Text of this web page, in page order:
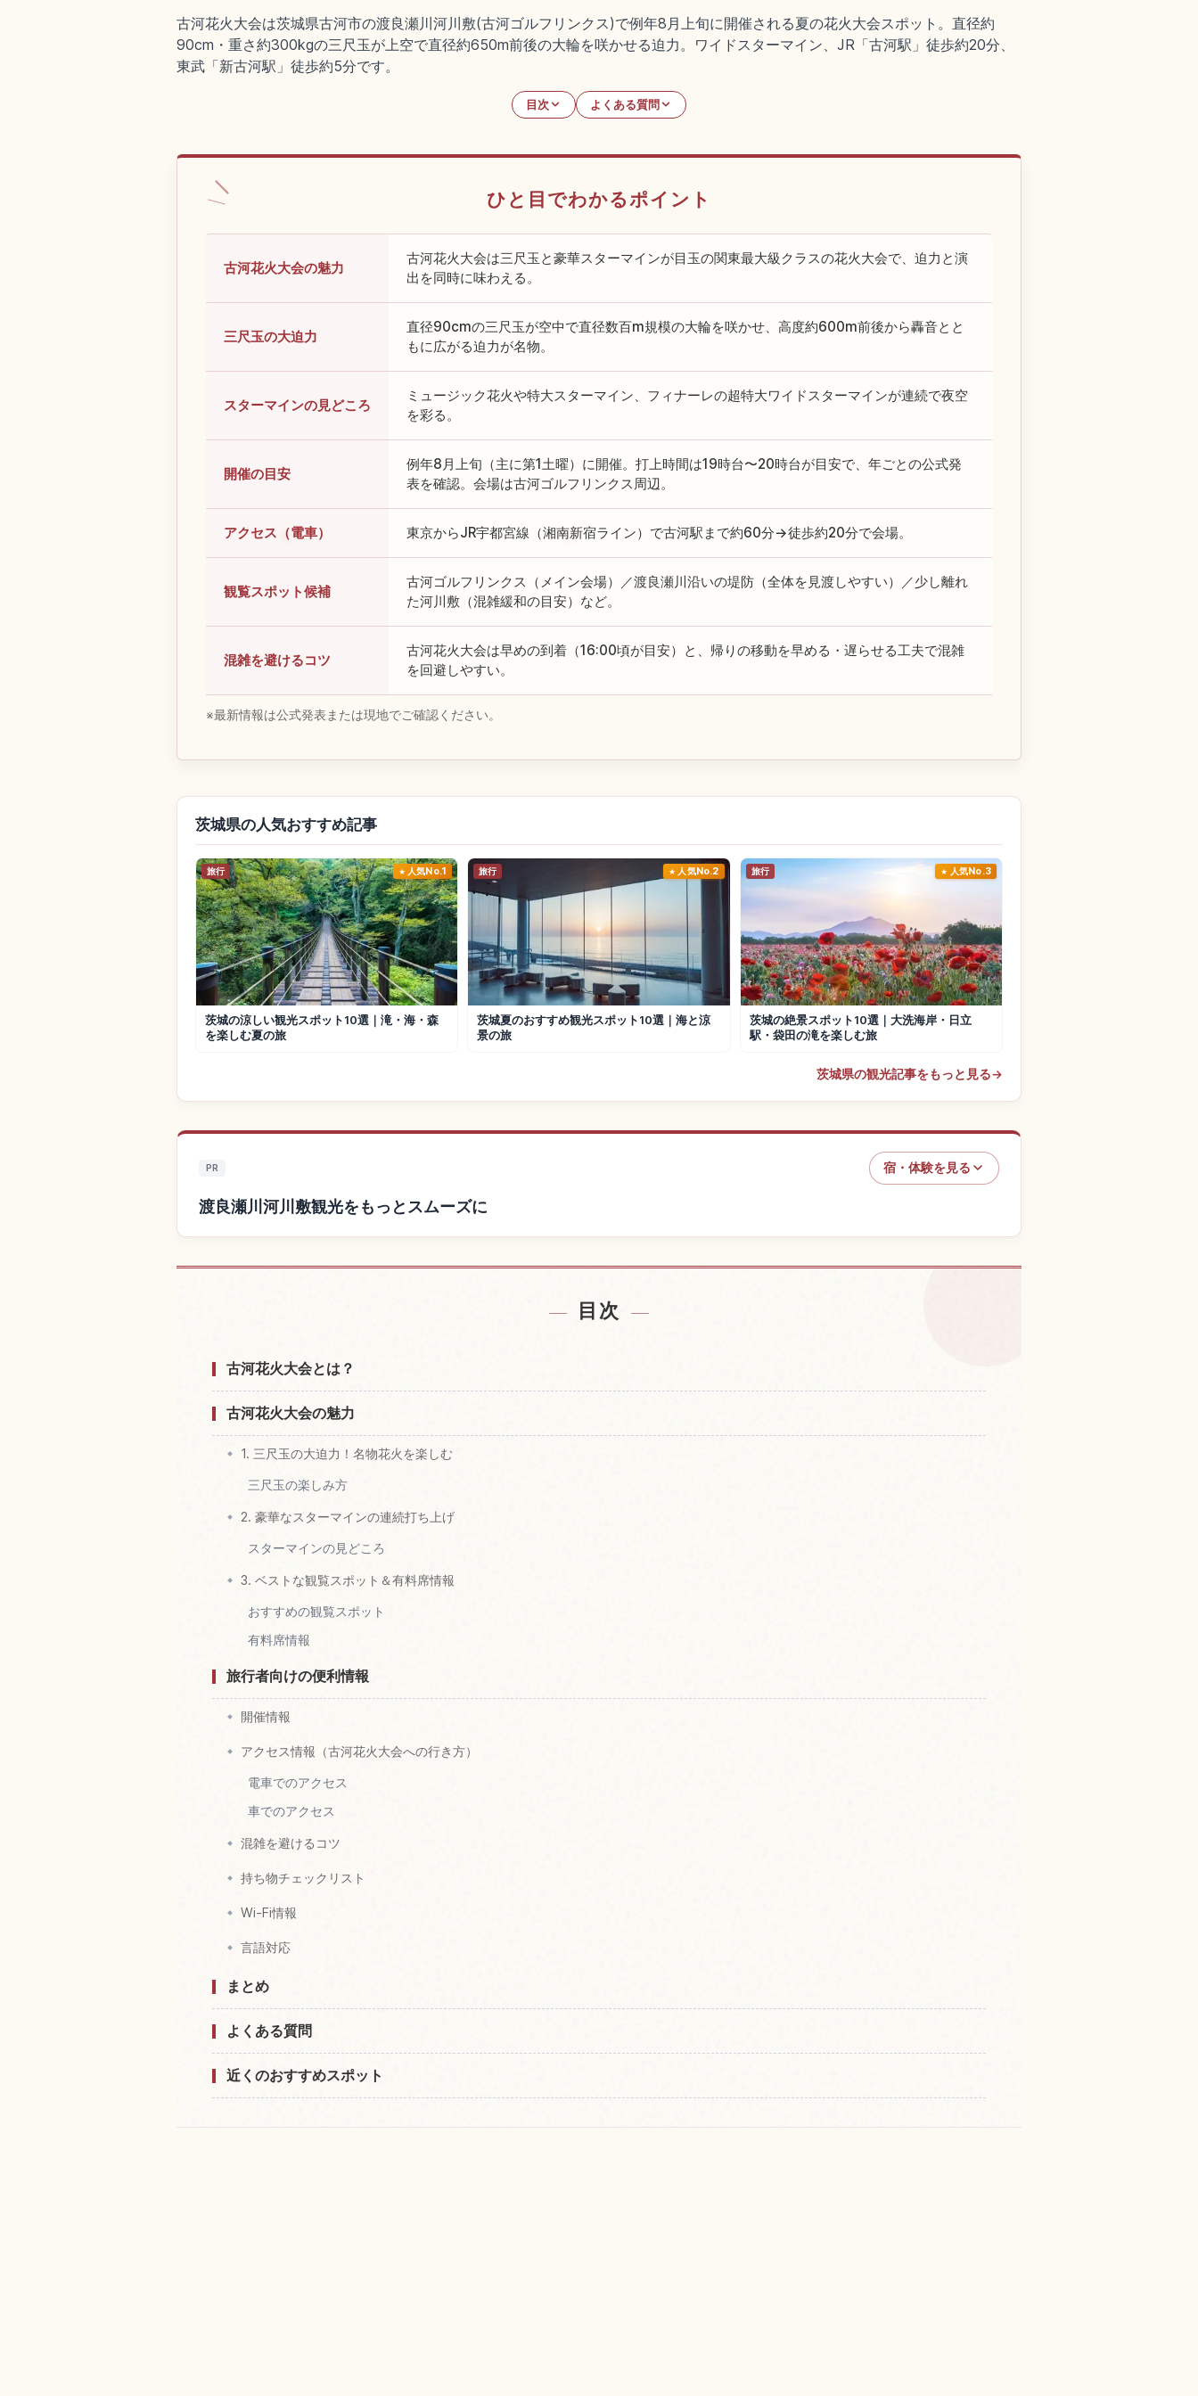
古河花火大会は茨城県古河市の渡良瀬川河川敷(古河ゴルフリンクス)で例年8月上旬に開催される夏の花火大会スポット。直径約
90cm・重さ約300kgの三尺玉が上空で直径約650m前後の大輪を咲かせる迫力。ワイドスターマイン、JR「古河駅」徒歩約20分、
東武「新古河駅」徒歩約5分です。
目次 よくある質問
ひと目でわかるポイント
古河花火大会の魅力
古河花火大会は三尺玉と豪華スターマインが目玉の関東最大級クラスの花火大会で、迫力と演
出を同時に味わえる。
三尺玉の大迫力
直径90cmの三尺玉が空中で直径数百m規模の大輪を咲かせ、高度約600m前後から轟音とと
もに広がる迫力が名物。
スターマインの見どころ
ミュージック花火や特大スターマイン、フィナーレの超特大ワイドスターマインが連続で夜空
を彩る。
開催の目安
例年8月上旬（主に第1土曜）に開催。打上時間は19時台〜20時台が目安で、年ごとの公式発
表を確認。会場は古河ゴルフリンクス周辺。
アクセス（電車） 東京からJR宇都宮線（湘南新宿ライン）で古河駅まで約60分→徒歩約20分で会場。
観覧スポット候補
古河ゴルフリンクス（メイン会場）／渡良瀬川沿いの堤防（全体を見渡しやすい）／少し離れ
た河川敷（混雑緩和の目安）など。
混雑を避けるコツ
古河花火大会は早めの到着（16:00頃が目安）と、帰りの移動を早める・遅らせる工夫で混雑
を回避しやすい。
※最新情報は公式発表または現地でご確認ください。
茨城県の人気おすすめ記事
旅行 人気No.1
茨城の涼しい観光スポット10選｜滝・海・森
を楽しむ夏の旅
旅行 人気No.2
茨城夏のおすすめ観光スポット10選｜海と涼
景の旅
旅行 人気No.3
茨城の絶景スポット10選｜大洗海岸・日立
駅・袋田の滝を楽しむ旅
茨城県の観光記事をもっと見る→
PR 宿・体験を見る
渡良瀬川河川敷観光をもっとスムーズに
目次
古河花火大会とは？
古河花火大会の魅力
1. 三尺玉の大迫力！名物花火を楽しむ
三尺玉の楽しみ方
2. 豪華なスターマインの連続打ち上げ
スターマインの見どころ
3. ベストな観覧スポット＆有料席情報
おすすめの観覧スポット
有料席情報
旅行者向けの便利情報
開催情報
アクセス情報（古河花火大会への行き方）
電車でのアクセス
車でのアクセス
混雑を避けるコツ
持ち物チェックリスト
Wi-Fi情報
言語対応
まとめ
よくある質問
近くのおすすめスポット